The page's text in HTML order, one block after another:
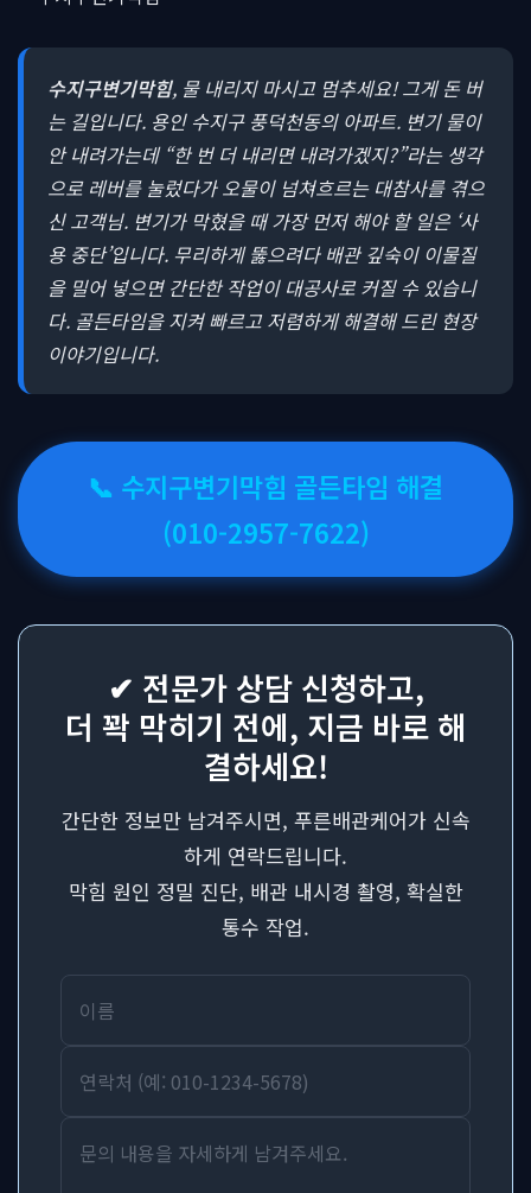
수지구변기막힘, 물 내리지 마시고 멈추세요! 그게 돈 버
는 길입니다. 용인 수지구 풍덕천동의 아파트. 변기 물이
안 내려가는데 “한 번 더 내리면 내려가겠지?”라는 생각
으로 레버를 눌렀다가 오물이 넘쳐흐르는 대참사를 겪으
신 고객님. 변기가 막혔을 때 가장 먼저 해야 할 일은 ‘사
용 중단’입니다. 무리하게 뚫으려다 배관 깊숙이 이물질
을 밀어 넣으면 간단한 작업이 대공사로 커질 수 있습니
다. 골든타임을 지켜 빠르고 저렴하게 해결해 드린 현장
이야기입니다.
📞 수지구변기막힘 골든타임 해결
(010-2957-7622)
✔ 전문가 상담 신청하고,
더 꽉 막히기 전에, 지금 바로 해
결하세요!
간단한 정보만 남겨주시면, 푸른배관케어가 신속
하게 연락드립니다.
막힘 원인 정밀 진단, 배관 내시경 촬영, 확실한
통수 작업.